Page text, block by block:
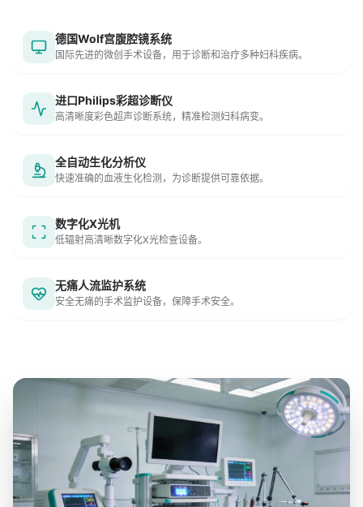
德国Wolf宫腹腔镜系统
国际先进的微创手术设备，用于诊断和治疗多种妇科疾病。
进口Philips彩超诊断仪
高清晰度彩色超声诊断系统，精准检测妇科病变。
全自动生化分析仪
快速准确的血液生化检测，为诊断提供可靠依据。
数字化X光机
低辐射高清晰数字化X光检查设备。
无痛人流监护系统
安全无痛的手术监护设备，保障手术安全。